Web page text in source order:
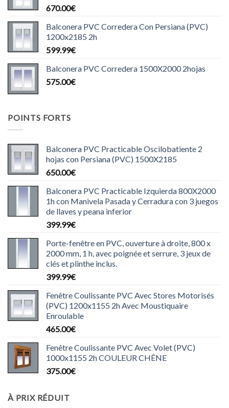
670.00€
Balconera PVC Corredera Con Persiana (PVC)
1200x2185 2h
599.99€
Balconera PVC Corredera 1500X2000 2hojas
575.00€
POINTS FORTS
Balconera PVC Practicable Oscilobatiente 2
hojas con Persiana (PVC) 1500X2185
650.00€
Balconera PVC Practicable Izquierda 800X2000
1h con Manivela Pasada y Cerradura con 3 juegos
de llaves y peana inferior
399.99€
Porte-fenêtre en PVC, ouverture à droite, 800 x
2000 mm, 1 h, avec poignée et serrure, 3 jeux de
clés et plinthe inclus.
399.99€
Fenêtre Coulissante PVC Avec Stores Motorisés
(PVC) 1200x1155 2h Avec Moustiquaire
Enroulable
465.00€
Fenêtre Coulissante PVC Avec Volet (PVC)
1000x1155 2h COULEUR CHÊNE
375.00€
À PRIX RÉDUIT